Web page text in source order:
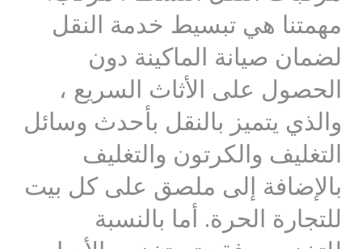
مهمتنا هي تبسيط خدمة النقل
لضمان صيانة الماكينة دون
الحصول على الأثاث السريع ،
والذي يتميز بالنقل بأحدث وسائل
التغليف والكرتون والتغليف
بالإضافة إلى ملصق على كل بيت
للتجارة الحرة. أما بالنسبة